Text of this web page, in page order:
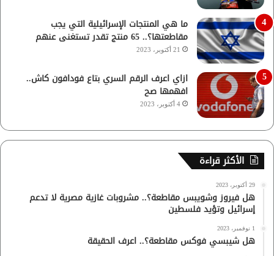
ما هي المنتجات الإسرائيلية التي يجب
مقاطعتها؟.. 65 منتج تقدر تستغنى عنهم
21 أكتوبر، 2023
ازاي اعرف الرقم السري بتاع فودافون كاش..
افهمها صح
4 أكتوبر، 2023
الأكثر قراءة
29 أكتوبر، 2023
هل فيروز وشويبس مقاطعة؟.. مشروبات غازية مصرية لا تدعم
إسرائيل وتؤيد فلسطين
1 نوفمبر، 2023
هل شيبسي فوكس مقاطعة؟.. اعرف الحقيقة